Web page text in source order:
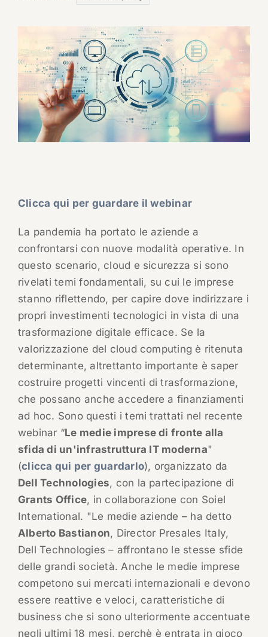
Clicca qui per guardare il webinar
La pandemia ha portato le aziende a
confrontarsi con nuove modalità operative. In
questo scenario, cloud e sicurezza si sono
rivelati temi fondamentali, su cui le imprese
stanno riflettendo, per capire dove indirizzare i
propri investimenti tecnologici in vista di una
trasformazione digitale efficace. Se la
valorizzazione del cloud computing è ritenuta
determinante, altrettanto importante è saper
costruire progetti vincenti di trasformazione,
che possano anche accedere a finanziamenti
ad hoc. Sono questi i temi trattati nel recente
webinar “Le medie imprese di fronte alla
sfida di un'infrastruttura IT moderna"
(clicca qui per guardarlo), organizzato da
Dell Technologies, con la partecipazione di
Grants Office, in collaborazione con Soiel
International. "Le medie aziende – ha detto
Alberto Bastianon, Director Presales Italy,
Dell Technologies – affrontano le stesse sfide
delle grandi società. Anche le medie imprese
competono sui mercati internazionali e devono
essere reattive e veloci, caratteristiche di
business che si sono ulteriormente accentuate
negli ultimi 18 mesi, perchè è entrata in gioco